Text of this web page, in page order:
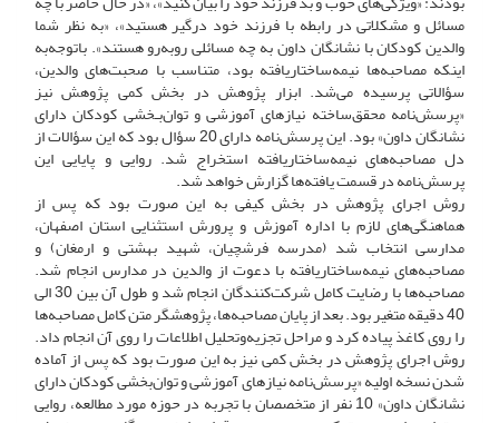
مسائل و مشکلاتی در رابطه با فرزند خود درگیر هستید»، «به نظر شما
والدین کودکان با نشانگان داون به چه مسائلی روبه‌رو هستند». باتوجه‌به
اینکه مصاحبه‌ها نیمه‌ساختاریافته بود، متناسب با صحبت‌های والدین،
سؤالاتی پرسیده می‌شد. ابزار پژوهش در بخش کمی پژوهش نیز
«پرسش‌نامه محقق‌ساخته نیازهای آموزشی و توان‌بـخشی کودکان دارای
نشانگان داون» بود. این پرسش‌نامه دارای 20 سؤال بود که این سؤالات از
دل مصاحبه‌های نیمه‌ساختاریافته استخراج شد. روایی و پایایی این
پرسش‌نامه در قسمت یافته‌ها گزارش خواهد شد.
روش اجرای پژوهش در بخش کیفی به این صورت بود که پس از
هماهنگی‌های لازم با اداره آموزش و پرورش استثنایی استان اصفهان،
مدارسی انتخاب شد (مدرسه فرشچیان، شهید بهشتی و ارمغان) و
مصاحبه‌های نیمه‌ساختار‌یافته با دعوت از والدین در مدارس انجام شد.
مصاحبه‌ها با رضایت کامل شرکت‌کنندگان انجام ‌شد و طول آن بین 30 الی
40 دقیقه متغیر بود. بعد از پایان مصاحبه‌ها، پژوهشگر متن کامل مصاحبه‌ها
را روی کاغذ پیاده کرد و مراحل تجزیه‌و‌تحلیل اطلاعات را روی آن انجام داد.
روش اجرای پژوهش در بخش کمی نیز به این صورت بود که پس از آماده
شدن نسخه اولیه «پرسش‌نامه نیازهای آموزشی و توان‌بخشی کودکان دارای
نشانگان داون» 10 نفر از متخصصان با تجربه در حوزه مورد مطالعه، روایی